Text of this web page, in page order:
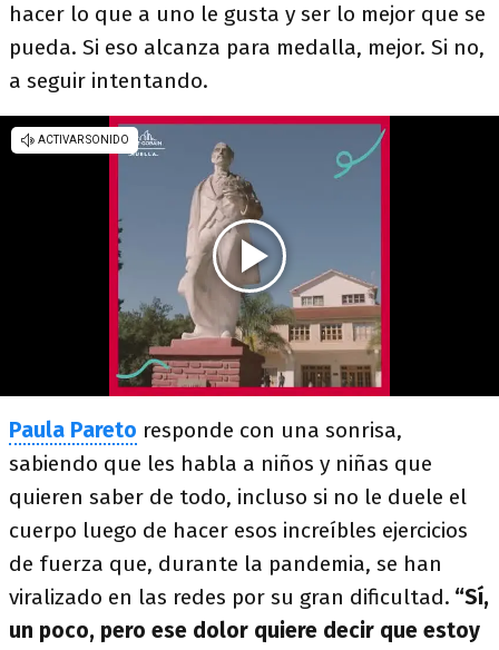
hacer lo que a uno le gusta y ser lo mejor que se
pueda. Si eso alcanza para medalla, mejor. Si no,
a seguir intentando.
Paula Pareto responde con una sonrisa,
sabiendo que les habla a niños y niñas que
quieren saber de todo, incluso si no le duele el
cuerpo luego de hacer esos increíbles ejercicios
de fuerza que, durante la pandemia, se han
viralizado en las redes por su gran dificultad. “Sí,
un poco, pero ese dolor quiere decir que estoy